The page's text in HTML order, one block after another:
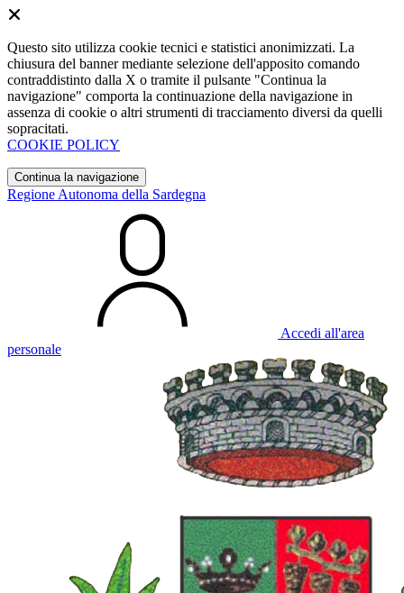
Questo sito utilizza cookie tecnici e statistici anonimizzati. La
chiusura del banner mediante selezione dell'apposito comando
contraddistinto dalla X o tramite il pulsante "Continua la
navigazione" comporta la continuazione della navigazione in
assenza di cookie o altri strumenti di tracciamento diversi da quelli
sopracitati.
COOKIE POLICY
Continua la navigazione
Regione Autonoma della Sardegna
Accedi all'area
personale